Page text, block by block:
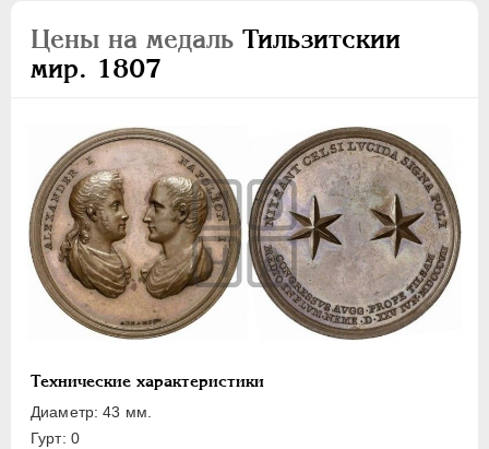
Цены на медаль Тильзитскии
мир. 1807
Технические характеристики
Диаметр: 43 мм.
Гурт: 0
ПЕТР II 1727-1729
АННА ИОАННОВНА
ЕЛИЗАВЕТА 1741-1762
ПЕТР III 1762-1762
ЕКАТЕРИНА II 1762-1796
ПАВЕЛ I 1796-1801
АЛЕКСАНДР I 1801-1825
Латинская надпись
K
L M N O P
U
V W